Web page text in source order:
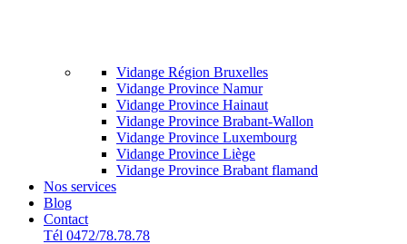
Vidange Région Bruxelles
Vidange Province Namur
Vidange Province Hainaut
Vidange Province Brabant-Wallon
Vidange Province Luxembourg
Vidange Province Liège
Vidange Province Brabant flamand
Nos services
Blog
Contact
Tél 0472/78.78.78